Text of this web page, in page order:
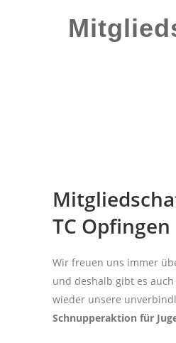
TC Opfingen
Wir freuen uns immer
und deshalb gibt es
wieder unsere
Schnupperaktion für